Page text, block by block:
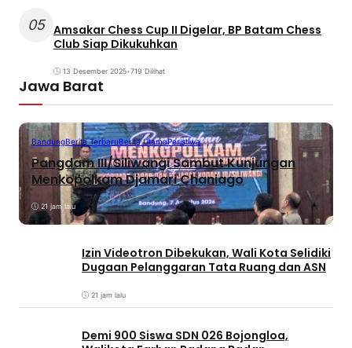
05 Amsakar Chess Cup II Digelar, BP Batam Chess
Club Siap Dikukuhkan
13 Desember 2025•719 Dilihat
Jawa Barat
BandungBerita TerbaruBerita UtamaPeristiwa
Pangdam III/Siliwangi Sambut Kunjungan
Menkopolkam Djamari Chaniago
21 jam lalu
Izin Videotron Dibekukan, Wali Kota Selidiki
Dugaan Pelanggaran Tata Ruang dan ASN
21 jam lalu
Demi 900 Siswa SDN 026 Bojongloa,